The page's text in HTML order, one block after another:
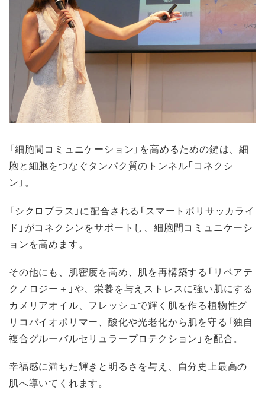
「細胞間コミュニケーション」を高めるための鍵は、細
胞と細胞をつなぐタンパク質のトンネル「コネクシ
ン」。
「シクロプラス」に配合される「スマートポリサッカライ
ド」がコネクシンをサポートし、細胞間コミュニケーシ
ョンを高めます。
その他にも、肌密度を高め、肌を再構築する「リペアテ
クノロジー＋」や、栄養を与えストレスに強い肌にする
カメリアオイル、フレッシュで輝く肌を作る植物性グ
リコバイオポリマー、酸化や光老化から肌を守る「独自
複合グルーバルセリュラープロテクション」を配合。
幸福感に満ちた輝きと明るさを与え、自分史上最高の
肌へ導いてくれます。